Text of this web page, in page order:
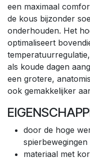
een maximaal
de kous bijzonder
onderhouden. Het
optimaliseert
als koude dagen
een grotere,
ook gemakkelijker
door de hoge
materiaal met